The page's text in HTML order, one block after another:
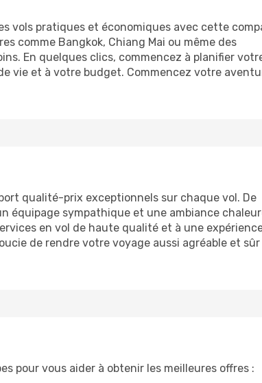
vols pratiques et économiques avec cette
comme Bangkok, Chiang Mai ou même des
En quelques clics, commencez à planifier
vie et à votre budget. Commencez votre
qualité-prix exceptionnels sur chaque vol. De
équipage sympathique et une ambiance
en vol de haute qualité et à une
de rendre votre voyage aussi agréable et
pour vous aider à obtenir les meilleures offres :